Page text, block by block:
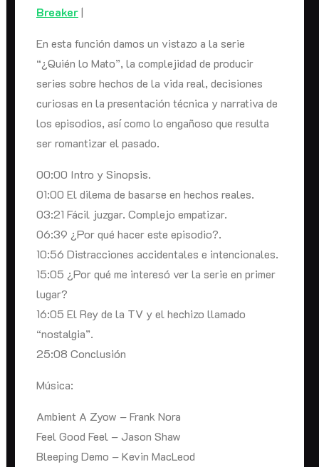
Breaker|
En esta función damos un vistazo a la serie
“¿Quién lo Mato”, la complejidad de producir
series sobre hechos de la vida real, decisiones
curiosas en la presentación técnica y narrativa de
los episodios, así como lo engañoso que resulta
ser romantizar el pasado.
00:00 Intro y Sinopsis.
01:00 El dilema de basarse en hechos reales.
03:21 Fácil juzgar. Complejo empatizar.
06:39 ¿Por qué hacer este episodio?.
10:56 Distracciones accidentales e intencionales.
15:05 ¿Por qué me interesó ver la serie en primer
lugar?
16:05 El Rey de la TV y el hechizo llamado
“nostalgia”.
25:08 Conclusión
Música:
Ambient A Zyow – Frank Nora
Feel Good Feel – Jason Shaw
Bleeping Demo – Kevin MacLeod